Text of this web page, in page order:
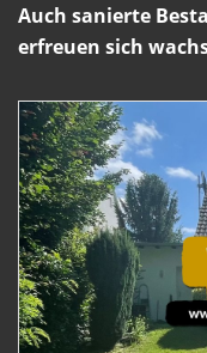
Auch sanierte
erfreuen sich